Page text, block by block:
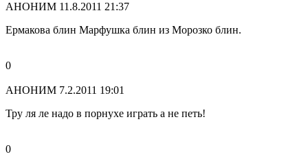
АНОНИМ 11.8.2011 21:37
Ермакова блин Марфушка блин из Морозко блин.
0
АНОНИМ 7.2.2011 19:01
Тру ля ле надо в порнухе играть а не петь!
0